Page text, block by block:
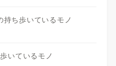
ち歩いているモノ
いているモノ